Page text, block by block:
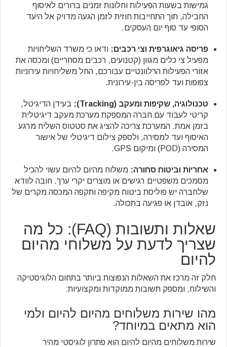
גמישות בשעות הפעילות וחלונות זמנים ברורים לאיסוף
החבילה, תוך התחייבות חוזית לזמן הגעה מדויק אל היעד
הסופי עד סוף יום העסקים.
פריסה גיאוגרפית וצי רכבים: ודאו כי משרד השליחויות
מפעיל צי כלים מגוון (קטנועים, רכבים מסחריים) ומכסה את
אזורי הפעילות הרלוונטיים עבורכם, החל משליחויות עירוניות
צפופות ועד לפריסה בין-עירונית.
טכנולוגיה, שקיפות ומעקב (Tracking):
בעידן הדיגיטל,
קריטי לעבוד עם חברה המספקת מערכת מעקב דיגיטלית
בזמן אמת. המערכת צריכה להציג את סטטוס השליח מרגע
האיסוף ועד למסירה, ולספק צילום דיגיטלי של אישור
המסירה (POD) ומיקום GPS.
אחריות וביטוח סחורה: משלוח מהיום להיום עשוי להכיל
מסמכים משפטיים רגישים או מוצרים יקרי ערך. חובה לוודא
שלחברה יש פוליסת ביטוח מקיפה ותקפה המכסה מקרים של
נזק, אובדן או פגיעה בתכולה.
שאלות ותשובות (FAQ): כל מה
שצריך לדעת על משלוחי מהיום
להיום
חלק זה מרכז את השאלות הנפוצות ביותר בתחום הלוגיסטיקה
והשילוח, ומספק תשובות ממוקדות ומקצועיות:
מהו שירות משלוחים מהיום להיום ולמי
הוא מתאים במיוחד?
שירות משלוחים מהיום להיום הוא פתרון לוגיסטי מהיר